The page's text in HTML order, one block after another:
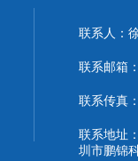
联系人：
联系邮箱
联系传真
联系地址
圳市鹏锦